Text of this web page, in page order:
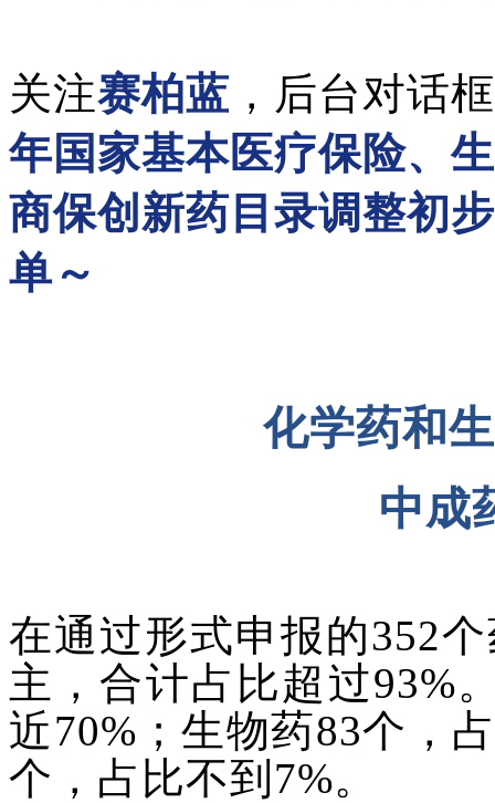
关注赛柏蓝 ，后台对话
年国家基本医疗保险、
商保创新药目录调整初
单～
化学药和
中成
在通过形式申报的352
主，合计占比超过93%
近70%；生物药83个，
个，占比不到7%。